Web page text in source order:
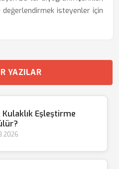
isteyenler için
YAZILAR
Eşleştirme